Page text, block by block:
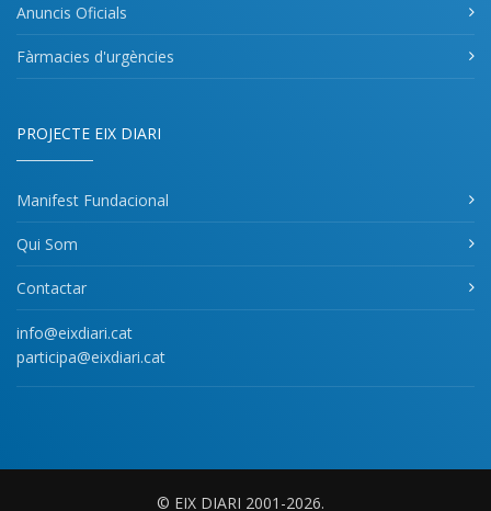
Anuncis Oficials
Fàrmacies d'urgències
PROJECTE EIX DIARI
Manifest Fundacional
Qui Som
Contactar
info@eixdiari.cat
participa@eixdiari.cat
© EIX DIARI 2001-2026.